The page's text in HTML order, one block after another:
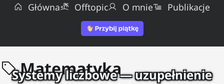
Główna Offtopic O mnie Publikacje
Matematyka
Systemy liczbowe — uzupełnienie